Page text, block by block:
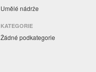
Umělé nádrže
KATEGORIE
Žádné podkategorie